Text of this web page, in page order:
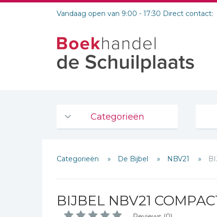
Vandaag open van 9:00 - 17:30 Direct contact:
Categorieën
De Bijbel
Bijbelse Dagboeken 2026
Bijbelstudie groepen
Categorieën De Bijbel NBV21
BIJBEL NBV21